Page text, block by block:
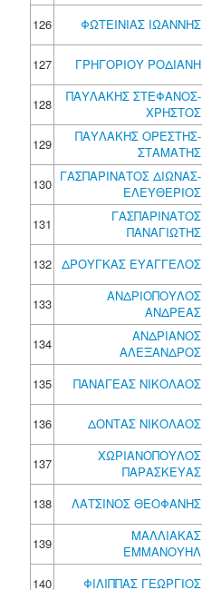
126
ΦΩΤΕΙΝΙΑΣ ΙΩΑΝΝΗΣ
127
ΓΡΗΓΟΡΙΟΥ ΡΟΔΙΑΝΗ
128
ΠΑΥΛΑΚΗΣ ΣΤΕΦΑΝΟΣ-
ΧΡΗΣΤΟΣ
129
ΠΑΥΛΑΚΗΣ ΟΡΕΣΤΗΣ-
ΣΤΑΜΑΤΗΣ
130 ΓΑΣΠΑΡΙΝΑΤΟΣ ΔΙΩΝΑΣ-
ΕΛΕΥΘΕΡΙΟΣ
131
ΓΑΣΠΑΡΙΝΑΤΟΣ
ΠΑΝΑΓΙΩΤΗΣ
132 ΔΡΟΥΓΚΑΣ ΕΥΑΓΓΕΛΟΣ
133
ΑΝΔΡΙΟΠΟΥΛΟΣ
ΑΝΔΡΕΑΣ
134
ΑΝΔΡΙΑΝΟΣ
ΑΛΕΞΑΝΔΡΟΣ
135
ΠΑΝΑΓΕΑΣ ΝΙΚΟΛΑΟΣ
136
ΔΟΝΤΑΣ ΝΙΚΟΛΑΟΣ
137
ΧΩΡΙΑΝΟΠΟΥΛΟΣ
ΠΑΡΑΣΚΕΥΑΣ
138
ΛΑΤΣΙΝΟΣ ΘΕΟΦΑΝΗΣ
139
ΜΑΛΛΙΑΚΑΣ
ΕΜΜΑΝΟΥΗΛ
140
ΦΙΛΙΠΠΑΣ ΓΕΩΡΓΙΟΣ